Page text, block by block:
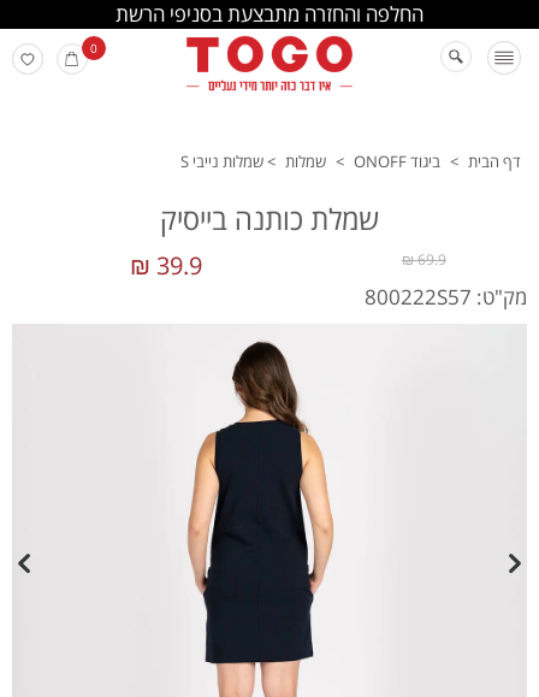
החלפה והחזרה מתבצעת בסניפי הרשת
0
דף הבית > ביגוד ONOFF > שמלות >שמלות נייבי S
שמלת כותנה בייסיק
39.9 ₪ 69.9 ₪
מק"ט: 800222S57